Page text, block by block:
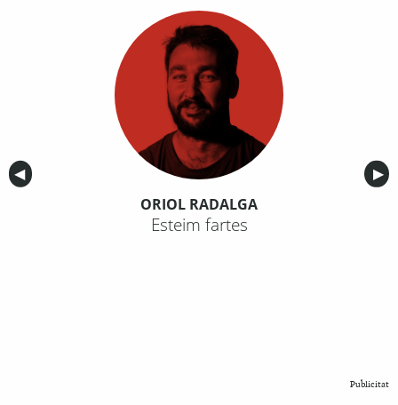
Anterior
◀︎ ▶︎
ORIOL RADALGA
Esteim fartes
Publicitat